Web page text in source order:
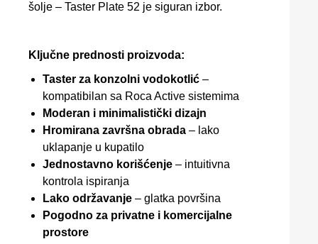
šolje – Taster Plate 52 je siguran izbor.
Ključne prednosti proizvoda:
Taster za konzolni vodokotlić –
kompatibilan sa Roca Active sistemima
Moderan i minimalistički dizajn
Hromirana završna obrada – lako
uklapanje u kupatilo
Jednostavno korišćenje – intuitivna
kontrola ispiranja
Lako održavanje – glatka površina
Pogodno za privatne i komercijalne
prostore